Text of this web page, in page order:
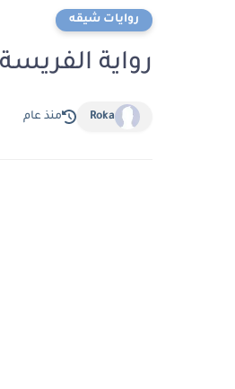
روايات شيقه
رواية الفريسة
Roka منذ عام